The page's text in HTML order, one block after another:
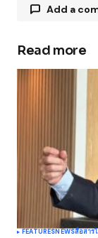
Add a
Your email
Required
Your Name
Read more
FEATURESNEWSสื่อสาร